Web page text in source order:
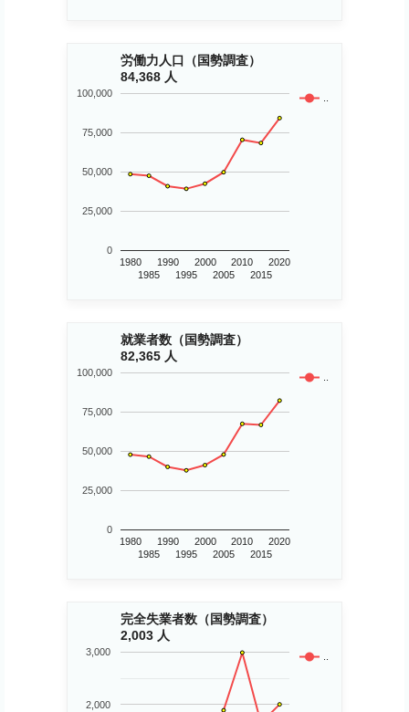
労働力人口（国勢調査）
84,368 人
..
1980
1985
1990
1995
2000
2005
2010
2015
2020
0
25,000
50,000
75,000
100,000
就業者数（国勢調査）
82,365 人
..
1980
1985
1990
1995
2000
2005
2010
2015
2020
0
25,000
50,000
75,000
100,000
完全失業者数（国勢調査）
2,003 人
..
2,000
3,000